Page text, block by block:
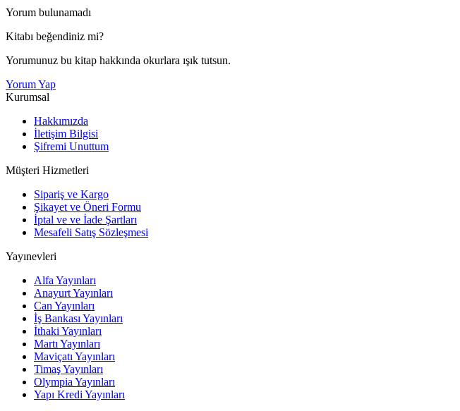
Yorum bulunamadı
Kitabı beğendiniz mi?
Yorumunuz bu kitap hakkında okurlara ışık tutsun.
Yorum Yap
Kurumsal
Hakkımızda
İletişim Bilgisi
Şifremi Unuttum
Müşteri Hizmetleri
Sipariş ve Kargo
Şikayet ve Öneri Formu
İptal ve ve İade Şartları
Mesafeli Satış Sözleşmesi
Yayınevleri
Alfa Yayınları
Anayurt Yayınları
Can Yayınları
İş Bankası Yayınları
İthaki Yayınları
Martı Yayınları
Maviçatı Yayınları
Timaş Yayınları
Olympia Yayınları
Yapı Kredi Yayınları